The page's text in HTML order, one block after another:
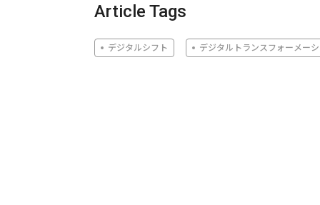
Article Tags
デジタルシフト デジタルトランスフォーメー